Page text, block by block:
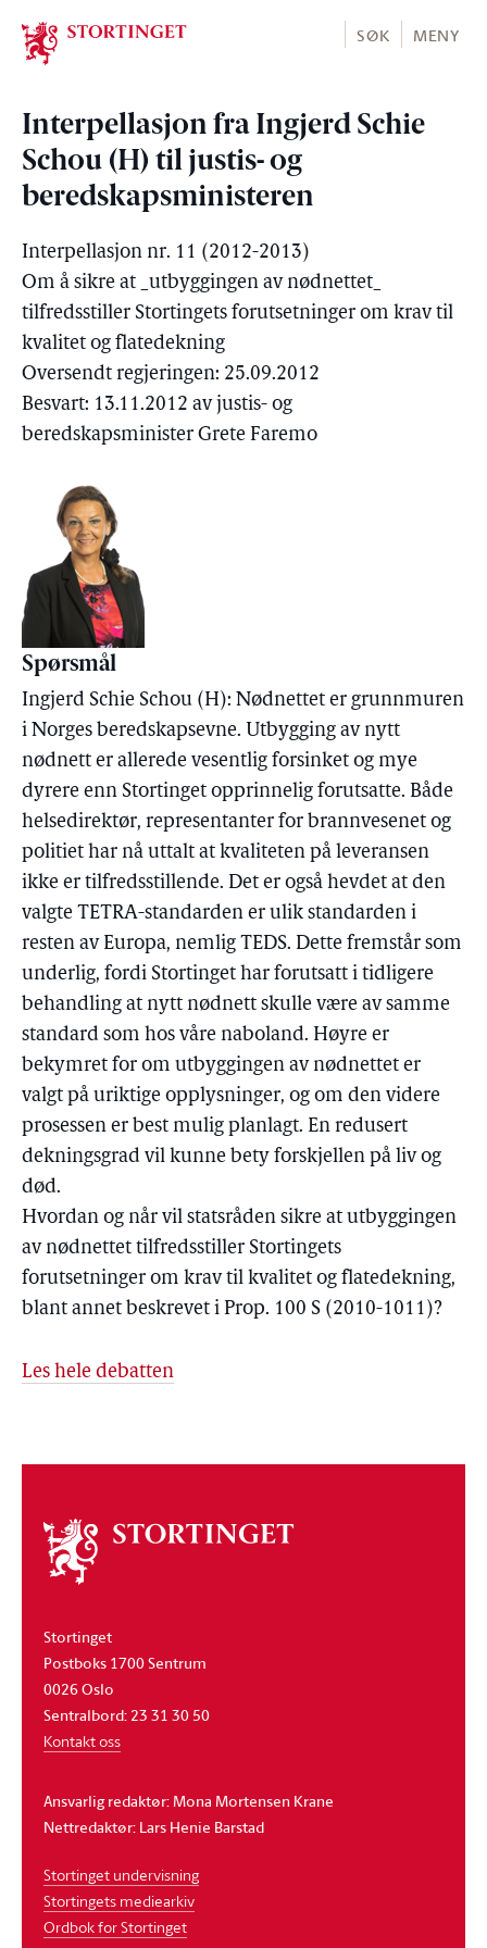
Stortinget.no
SØK MENY
Interpellasjon fra Ingjerd Schie
Schou (H) til justis- og
beredskapsministeren
Interpellasjon nr. 11 (2012-2013)
Om å sikre at _utbyggingen av nødnettet_
tilfredsstiller Stortingets forutsetninger om krav til
kvalitet og flatedekning
Oversendt regjeringen: 25.09.2012
Besvart: 13.11.2012 av justis- og
beredskapsminister Grete Faremo
Spørsmål
Ingjerd Schie Schou (H): Nødnettet er grunnmuren
i Norges beredskapsevne. Utbygging av nytt
nødnett er allerede vesentlig forsinket og mye
dyrere enn Stortinget opprinnelig forutsatte. Både
helsedirektør, representanter for brannvesenet og
politiet har nå uttalt at kvaliteten på leveransen
ikke er tilfredsstillende. Det er også hevdet at den
valgte TETRA-standarden er ulik standarden i
resten av Europa, nemlig TEDS. Dette fremstår som
underlig, fordi Stortinget har forutsatt i tidligere
behandling at nytt nødnett skulle være av samme
standard som hos våre naboland. Høyre er
bekymret for om utbyggingen av nødnettet er
valgt på uriktige opplysninger, og om den videre
prosessen er best mulig planlagt. En redusert
dekningsgrad vil kunne bety forskjellen på liv og
død.
Hvordan og når vil statsråden sikre at utbyggingen
av nødnettet tilfredsstiller Stortingets
forutsetninger om krav til kvalitet og flatedekning,
blant annet beskrevet i Prop. 100 S (2010-1011)?
Les hele debatten
Om
stortinget
Stortinget
Postboks 1700 Sentrum
0026 Oslo
Sentralbord: 23 31 30 50
Kontakt oss
Ansvarlig redaktør: Mona Mortensen Krane
Nettredaktør: Lars Henie Barstad
Stortinget undervisning
Stortingets mediearkiv
Ordbok for Stortinget